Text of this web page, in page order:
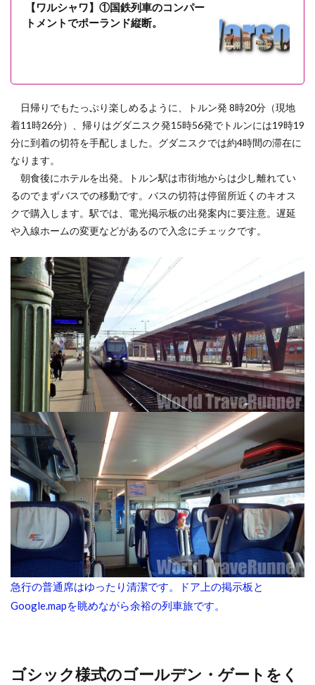
【ワルシャワ】①国鉄列車のコンパー
トメントでポーランド縦断。
日帰りでもたっぷり楽しめるように、トルン発 8時20分（現地
着11時26分）、帰りはグダニスク発15時56発でトルンには19時19
分に到着の切符を手配しました。グダニスクでは約4時間の滞在に
なります。
朝食後にホテルを出発。トルン駅は市街地からは少し離れてい
るのでまずバスでの移動です。バスの切符は停留所近くのキオス
クで購入します。駅では、電光掲示板の出発案内に要注意。遅延
や入線ホームの変更などがあるので入念にチェックです。
急行の普通席はゆったり清潔です。ドア上の掲示板と
Google.mapを眺めながら余裕の列車旅です。
ゴシック様式のゴールデン・ゲートをく